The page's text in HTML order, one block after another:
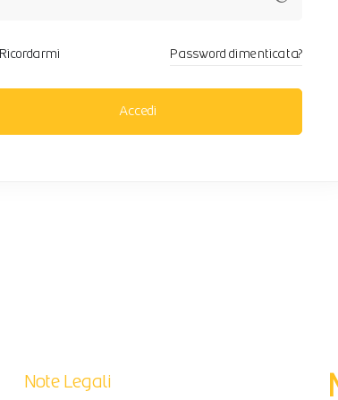
Ricordarmi Password dimenticata?
Accedi
Note Legali